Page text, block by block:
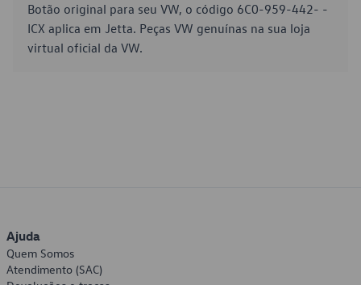
Botão original para seu VW, o código 6C0-959-442- -
ICX aplica em Jetta. Peças VW genuínas na sua loja
virtual oficial da VW.
Ajuda
Quem Somos
Atendimento (SAC)